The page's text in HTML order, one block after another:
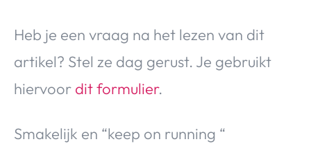
Heb je een vraag na het lezen van dit
artikel? Stel ze dag gerust. Je gebruikt
hiervoor dit formulier.
Smakelijk en “keep on running “